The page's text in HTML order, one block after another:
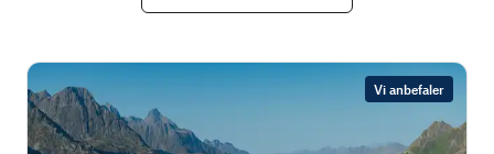
Vi anbefaler